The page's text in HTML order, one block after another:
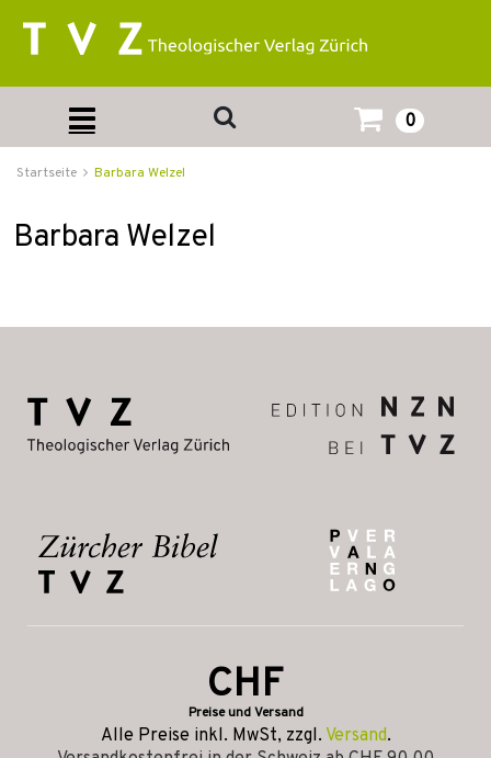
0
Startseite Barbara Welzel
Barbara Welzel
CHF
Preise und Versand
Alle Preise inkl. MwSt, zzgl. Versand.